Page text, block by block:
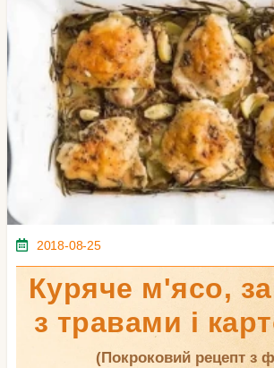
2018-08-25
Куряче м'ясо,
з травами і
(покроковий рецепт з